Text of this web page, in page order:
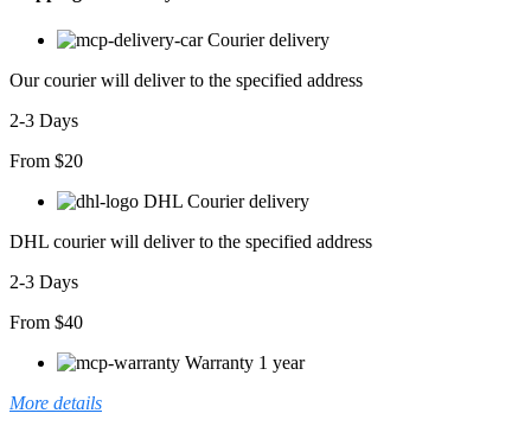
Courier delivery
Our courier will deliver to the specified address
2-3 Days
From $20
DHL Courier delivery
DHL courier will deliver to the specified address
2-3 Days
From $40
Warranty 1 year
More details